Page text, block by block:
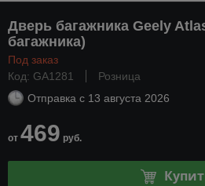
Дверь багажника Geely
багажника)
Под заказ
Код: GA1281
Розница
Отправка с 13 августа 2026
от 469 руб.